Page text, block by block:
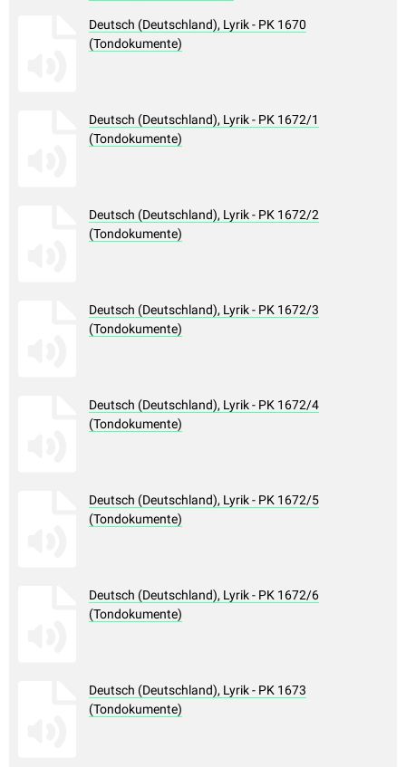
Deutsch (Deutschland), Lyrik - PK 1670
(Tondokumente)
Deutsch (Deutschland), Lyrik - PK 1672/1
(Tondokumente)
Deutsch (Deutschland), Lyrik - PK 1672/2
(Tondokumente)
Deutsch (Deutschland), Lyrik - PK 1672/3
(Tondokumente)
Deutsch (Deutschland), Lyrik - PK 1672/4
(Tondokumente)
Deutsch (Deutschland), Lyrik - PK 1672/5
(Tondokumente)
Deutsch (Deutschland), Lyrik - PK 1672/6
(Tondokumente)
Deutsch (Deutschland), Lyrik - PK 1673
(Tondokumente)